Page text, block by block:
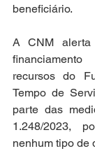
beneficiário.
A CNM
recursos do
Tempo de
parte das
1.248/2023,
nenhum tipo de